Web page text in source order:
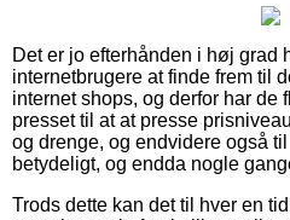
Det er jo efterhånden i høj grad
internetbrugere at finde frem til
internet shops, og derfor har
presset til at at presse
og drenge, og endvidere også
betydeligt, og endda nogle
Trods dette kan det til hver en